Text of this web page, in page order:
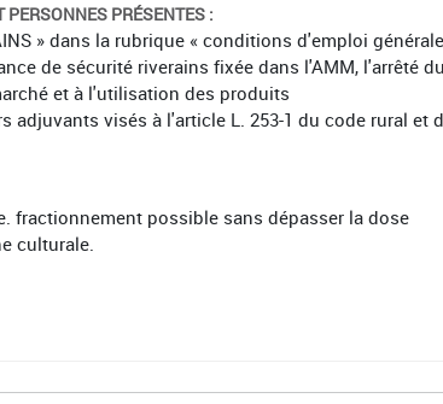
PERSONNES PRÉSENTES :
» dans la rubrique « conditions d'emploi
de sécurité riverains fixée dans l'AMM, l'arrêté
et à l'utilisation des produits
adjuvants visés à l'article L. 253-1 du code rural et
fractionnement possible sans dépasser la dose
culturale.